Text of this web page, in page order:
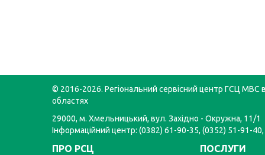
© 2016-2026. Регіональний сервісний центр ГСЦ МВС
областях
29000, м. Хмельницький, вул. Західно - Окружна, 11/1
Інформаційний центр: (0382) 61-90-35, (0352) 51-91-
ПРО РСЦ ПОСЛУГИ